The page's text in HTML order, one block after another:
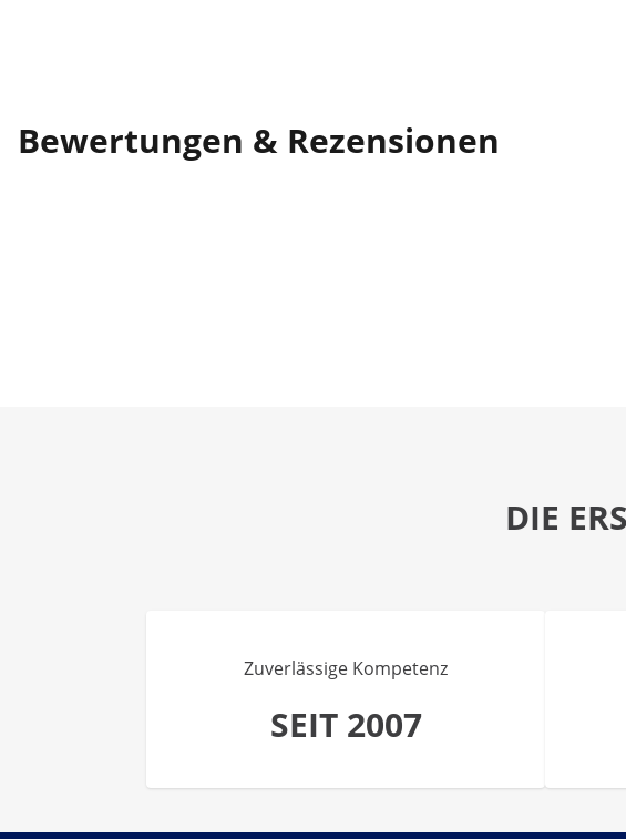
Bewertungen & Rezensionen
DIE
Zuverlässige Kompetenz
SEIT 2007